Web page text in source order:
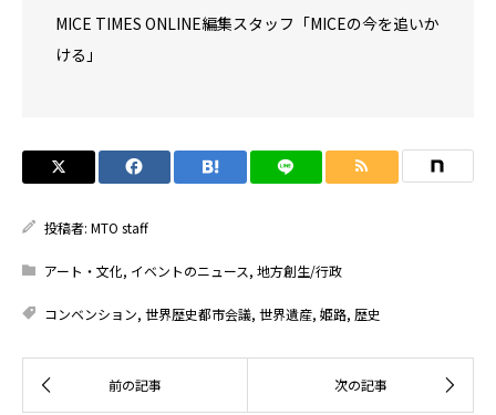
MICE TIMES ONLINE編集スタッフ「MICEの今を追いか
ける」
投稿者: MTO staff
アート・文化, イベントのニュース, 地方創生/行政
コンベンション, 世界歴史都市会議, 世界遺産, 姫路, 歴史